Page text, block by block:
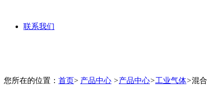
联系我们
您所在的位置： 首页> 产品中心 >产品中心>工业气体>混合